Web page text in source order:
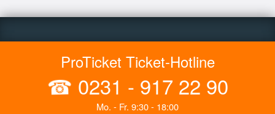
ProTicket Ticket-Hotline
☎ 0231 - 917 22 90
Mo. - Fr. 9:30 - 18:00